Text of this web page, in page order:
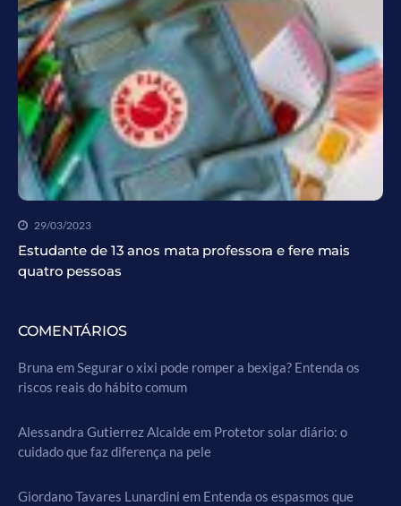
29/03/2023
Estudante de 13 anos mata professora e fere mais
quatro pessoas
COMENTÁRIOS
Bruna emSegurar o xixi pode romper a bexiga? Entenda os
riscos reais do hábito comum
Alessandra Gutierrez Alcaldeem Protetor solar diário: o
cuidado que faz diferença na pele
Giordano Tavares Lunardini em Entenda os espasmos que